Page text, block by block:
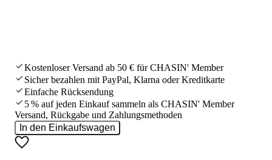
Kostenloser Versand ab 50 € für CHASIN' Member
Sicher bezahlen mit PayPal, Klarna oder Kreditkarte
Einfache Rücksendung
5 % auf jeden Einkauf sammeln als CHASIN' Member
Versand, Rückgabe und Zahlungsmethoden
In den Einkaufswagen